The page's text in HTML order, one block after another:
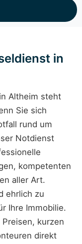
in
Altheim steht
Sie sich
rund um
Notdienst
kompetenten
aller Art.
ehrlich zu
Ihre Immobilie.
kurzen
direkt